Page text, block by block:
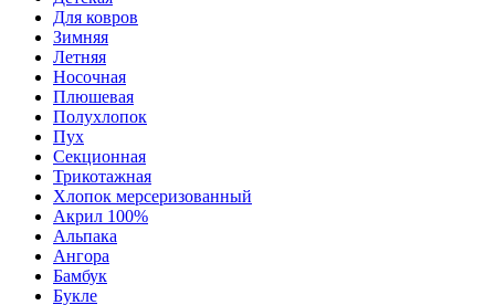
Для ковров
Зимняя
Летняя
Носочная
Плюшевая
Полухлопок
Пух
Секционная
Трикотажная
Хлопок мерсеризованный
Акрил 100%
Альпака
Ангора
Бамбук
Букле